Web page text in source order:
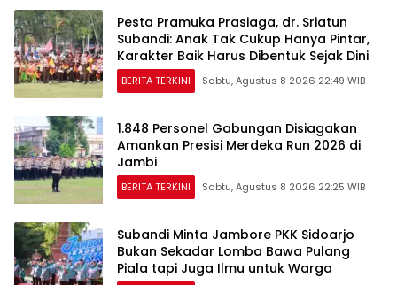
Pesta Pramuka Prasiaga, dr. Sriatun
Subandi: Anak Tak Cukup Hanya Pintar,
Karakter Baik Harus Dibentuk Sejak Dini
BERITA TERKINI Sabtu, Agustus 8 2026 22:49 WIB
1.848 Personel Gabungan Disiagakan
Amankan Presisi Merdeka Run 2026 di
Jambi
BERITA TERKINI Sabtu, Agustus 8 2026 22:25 WIB
Subandi Minta Jambore PKK Sidoarjo
Bukan Sekadar Lomba Bawa Pulang
Piala tapi Juga Ilmu untuk Warga